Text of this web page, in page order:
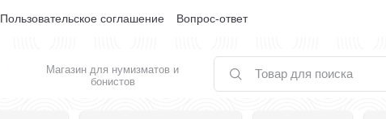
Пользовательское соглашение Вопрос-ответ
Магазин для нумизматов и
бонистов